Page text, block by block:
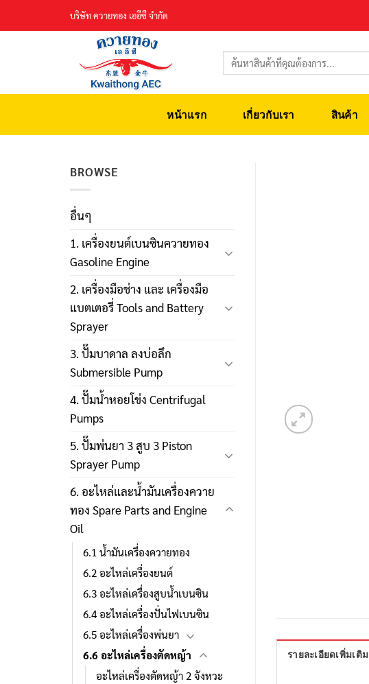
บริษัท ควายทอง เออีซี จำกัด
ค้นหา:
หน้าแรก เกี่ยวกับเรา สินค้า
BROWSE
อื่นๆ
1. เครื่องยนต์เบนซินควายทอง
Gasoline Engine
2. เครื่องมือช่าง และ เครื่องมือ
แบตเตอรี่ Tools and Battery
Sprayer
3. ปั๊มบาดาล ลงบ่อลึก
Submersible Pump
4. ปั๊มน้ำหอยโข่ง Centrifugal
Pumps
5. ปั๊มพ่นยา 3 สูบ 3 Piston
Sprayer Pump
6. อะไหล่และน้ำมันเครื่องควาย
ทอง Spare Parts and Engine
Oil
6.1 น้ำมันเครื่องควายทอง
6.2 อะไหล่เครื่องยนต์
6.3 อะไหล่เครื่องสูบน้ำเบนซิน
6.4 อะไหล่เครื่องปั่นไฟเบนซิน
6.5 อะไหล่เครื่องพ่นยา
6.6 อะไหล่เครื่องตัดหญ้า
อะไหล่เครื่องตัดหญ้า 2 จังหวะ
รายละเอียดเพิ่มเติม